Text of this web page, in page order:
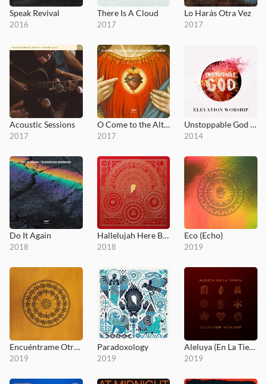
Speak Revival
2016
There Is A Cloud
2017
Lo Harás Otra Vez
2017
Acoustic Sessions
2017
O Come to the Altar - EP
2017
Unstoppable God (Radio Mix)
2014
Do It Again
2018
Hallelujah Here Below
2018
Eco (Echo)
2019
Encuéntrame Otra Vez (Here Again)
2019
Paradoxology
2019
Aleluya (En La Tierra)
2019